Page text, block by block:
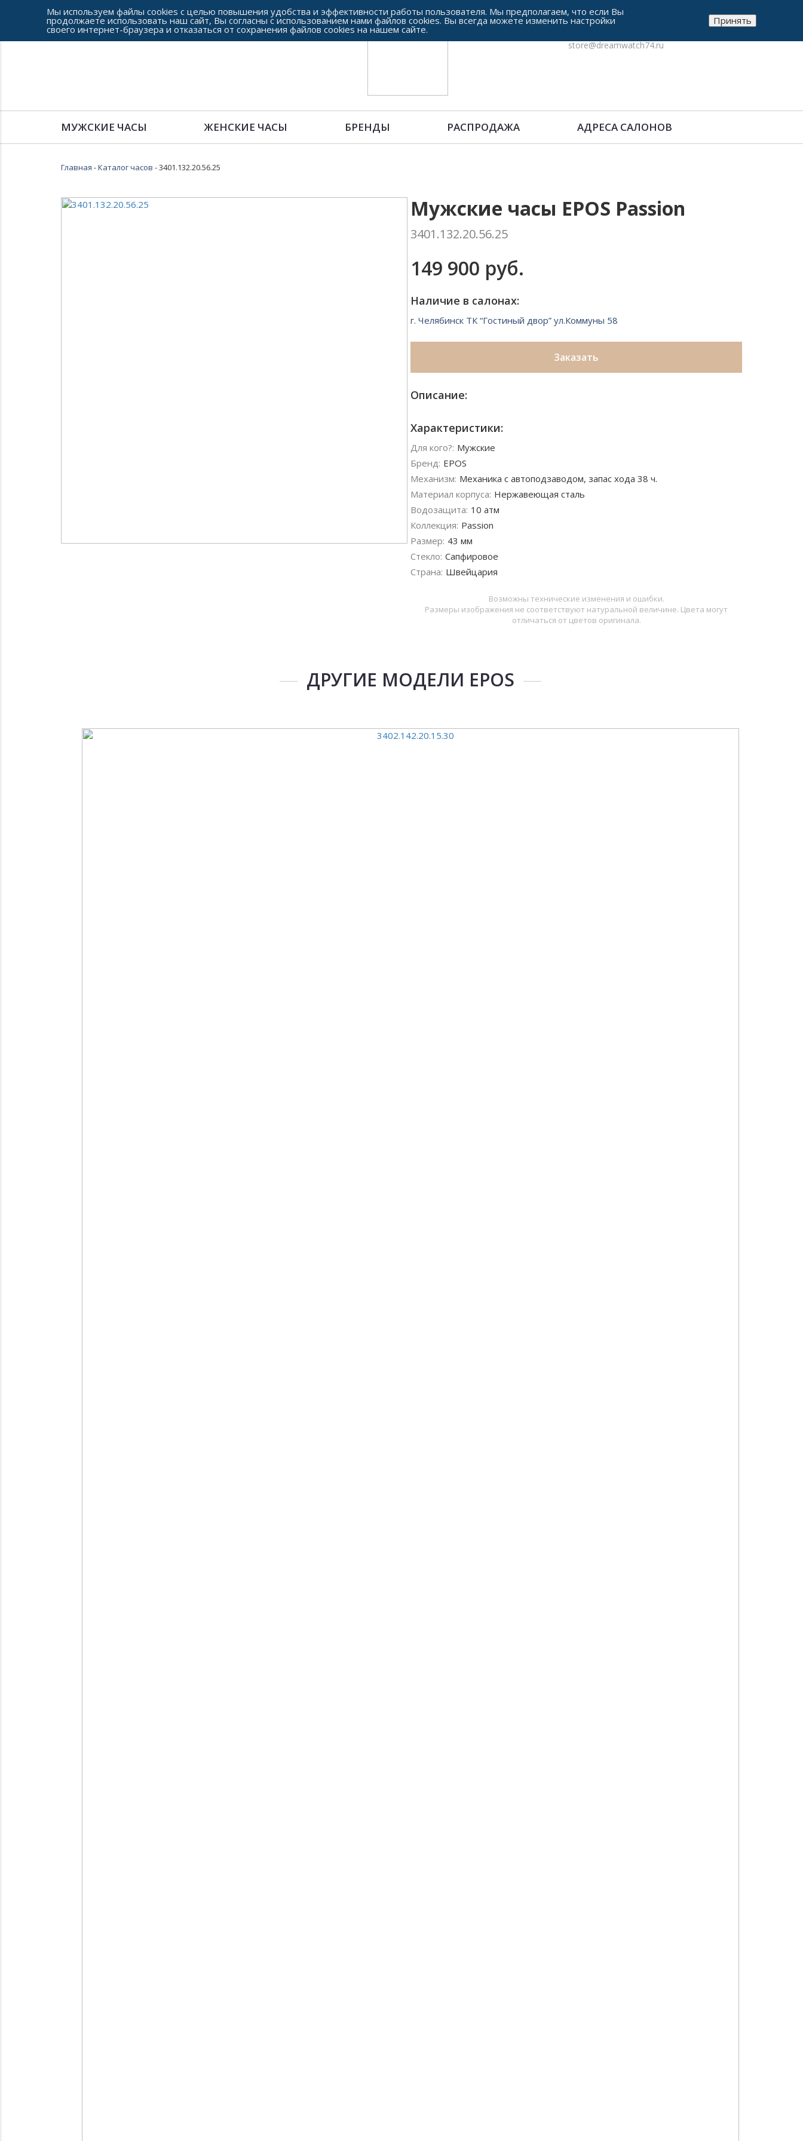
Сеть часовых салонов г. Челябинска 8-912-771-38-05
store@dreamwatch74.ru
МУЖСКИЕ ЧАСЫ ЖЕНСКИЕ ЧАСЫ БРЕНДЫ РАСПРОДАЖА АДРЕСА САЛОНОВ
Главная -Каталог часов - 3401.132.20.56.25
Мужские часы EPOS Passion
3401.132.20.56.25
149 900 руб.
Наличие в салонах:
г. Челябинск ТК “Гостиный двор” ул.Коммуны 58
Заказать
Описание:
Характеристики:
Для кого?: Мужские
Бренд: EPOS
Механизм: Механика с автоподзаводом, запас хода 38 ч.
Материал корпуса: Нержавеющая сталь
Водозащита: 10 атм
Коллекция: Passion
Размер: 43 мм
Стекло: Сапфировое
Страна: Швейцария
Возможны технические изменения и ошибки.
Размеры изображения не соответствуют натуральной величине. Цвета могут
отличаться от цветов оригинала.
ДРУГИЕ МОДЕЛИ EPOS
Мы используем файлы cookies с целью повышения удобства и эффективности работы пользователя. Мы предполагаем, что если Вы
продолжаете использовать наш сайт, Вы согласны с использованием нами файлов cookies. Вы всегда можете изменить настройки
своего интернет-браузера и отказаться от сохранения файлов cookies на нашем сайте.
Принять